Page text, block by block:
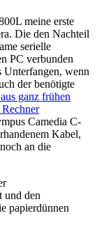
meine erste
Die den Nachteil
serielle
PC verbunden
Unterfangen, wenn
der benötigte
ganz frühen
Camedia C-
Kabel,
an die
und den
papierdünnen